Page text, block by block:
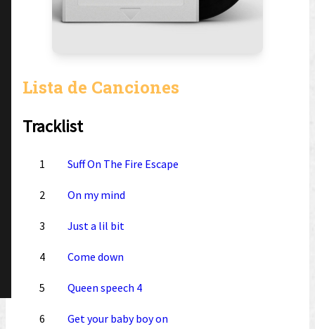
Lista de Canciones
Tracklist
1 Suff On The Fire Escape
2 On my mind
3 Just a lil bit
4 Come down
5 Queen speech 4
6 Get your baby boy on